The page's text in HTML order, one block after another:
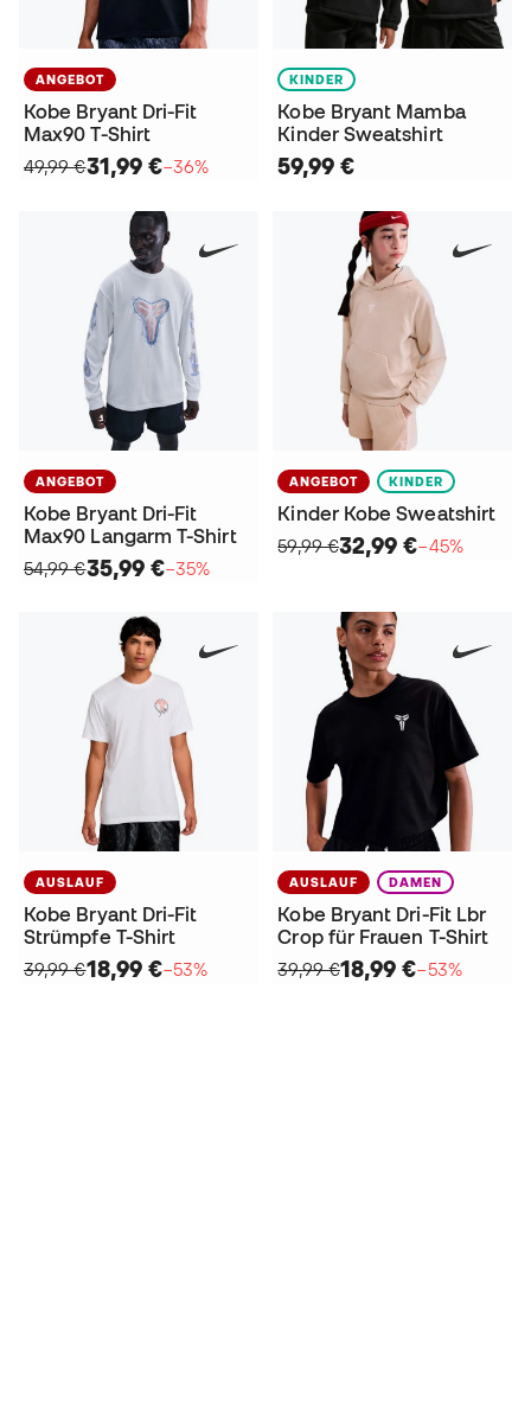
ANGEBOT
Kobe Bryant Dri-Fit
Max90 T-Shirt
49,99 €31,99 €−36%
KINDER
Kobe Bryant Mamba
Kinder Sweatshirt
59,99 €
ANGEBOT
Kobe Bryant Dri-Fit
Max90 Langarm T-Shirt
54,99 €35,99 €−35%
ANGEBOT KINDER
Kinder Kobe Sweatshirt
59,99 €32,99 €−45%
AUSLAUF
Kobe Bryant Dri-Fit
Strümpfe T-Shirt
39,99 €18,99 €−53%
AUSLAUF DAMEN
Kobe Bryant Dri-Fit Lbr
Crop für Frauen T-Shirt
39,99 €18,99 €−53%